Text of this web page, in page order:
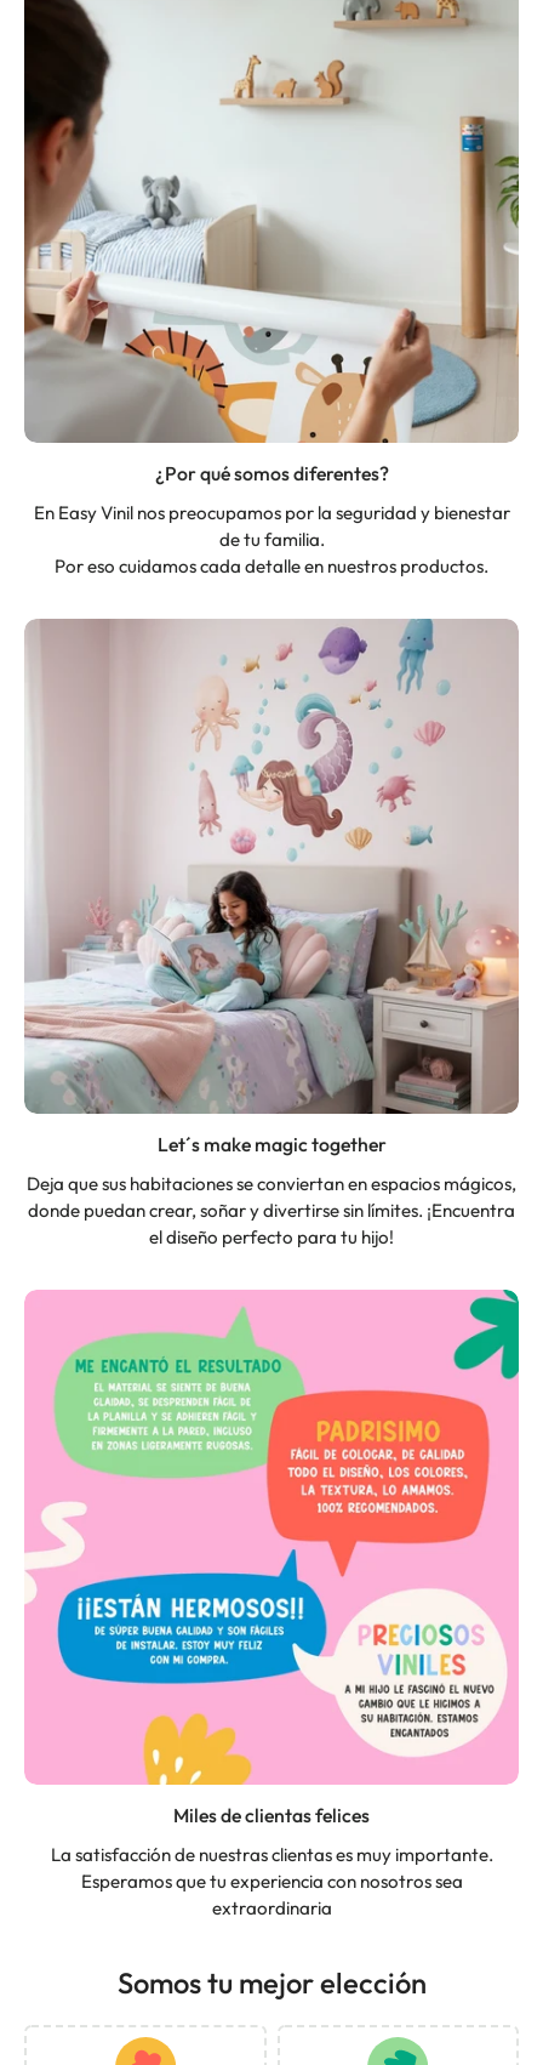
¿Por qué somos diferentes?
En Easy Vinil nos preocupamos por la seguridad y bienestar
de tu familia.
Por eso cuidamos cada detalle en nuestros productos.
Let´s make magic together
Deja que sus habitaciones se conviertan en espacios mágicos,
donde puedan crear, soñar y divertirse sin límites. ¡Encuentra
el diseño perfecto para tu hijo!
Miles de clientas felices
La satisfacción de nuestras clientas es muy importante.
Esperamos que tu experiencia con nosotros sea
extraordinaria
Somos tu mejor elección